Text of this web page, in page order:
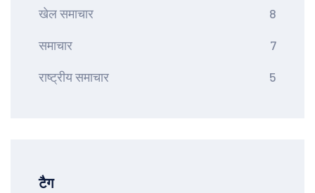
खेल समाचार 8
समाचार 7
राष्ट्रीय समाचार 5
टैग